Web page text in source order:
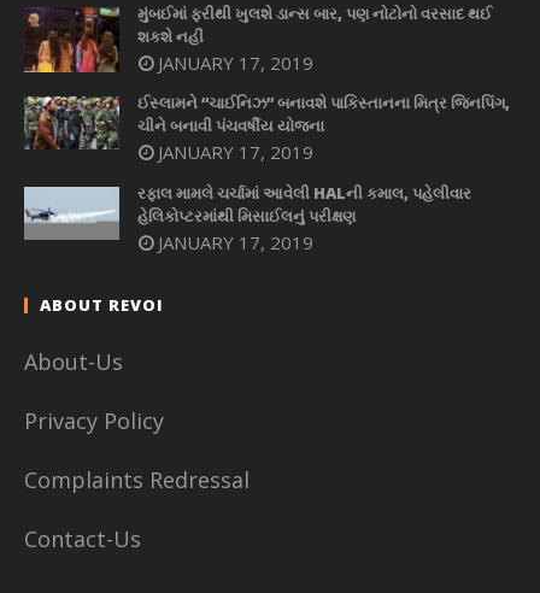
મુંબઈમાં ફરીથી ખુલશે ડાન્સ બાર, પણ નોટોનો વરસાદ થઈ
શકશે નહીં
JANUARY 17, 2019
ઈસ્લામને “ચાઈનિઝ” બનાવશે પાકિસ્તાનના મિત્ર જિનપિંગ,
ચીને બનાવી પંચવર્ષીય યોજના
JANUARY 17, 2019
રફાલ મામલે ચર્ચામાં આવેલી HALની કમાલ, પહેલીવાર
હેલિકોપ્ટરમાંથી મિસાઈલનું પરીક્ષણ
JANUARY 17, 2019
ABOUT REVOI
About-Us
Privacy Policy
Complaints Redressal
Contact-Us